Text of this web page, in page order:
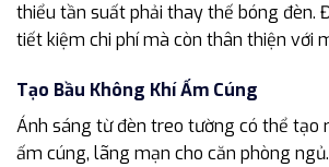
thiểu tần suất phải thay thế bóng đèn.
tiết kiệm chi phí mà còn thân thiện với
Tạo Bầu Không Khí Ấm Cúng
Ánh sáng từ đèn treo tường có thể tạo
ấm cúng, lãng mạn cho căn phòng